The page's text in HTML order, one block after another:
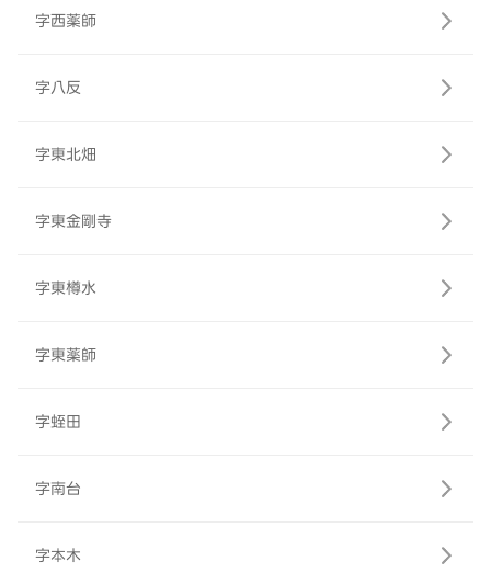
字西薬師
字八反
字東北畑
字東金剛寺
字東樽水
字東薬師
字蛭田
字南台
字本木